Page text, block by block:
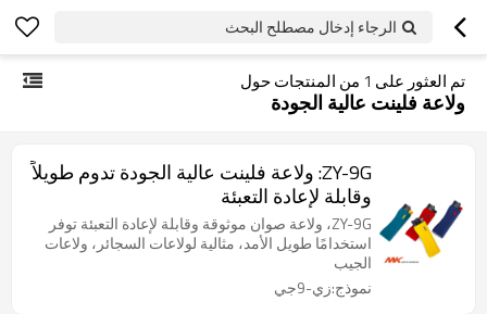
الرجاء إدخال مصطلح البحث
تم العثور على 1 من المنتجات حول
ولاعة فلينت عالية الجودة
ZY-9G: ولاعة فلينت عالية الجودة تدوم طويلاً
وقابلة لإعادة التعبئة
ZY-9G، ولاعة صوان موثوقة وقابلة لإعادة التعبئة توفر
استخدامًا طويل الأمد، مثالية لولاعات السجائر، ولاعات
الجيب
نموذج:زي-9جي